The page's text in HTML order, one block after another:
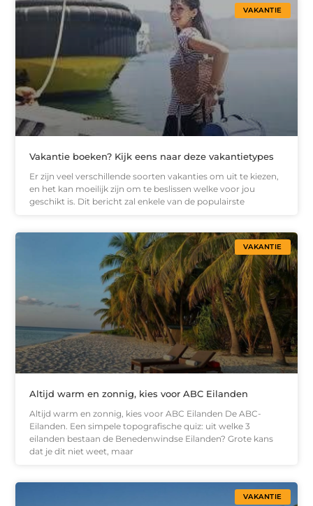
VAKANTIE
Vakantie boeken? Kijk eens naar deze vakantietypes
Er zijn veel verschillende soorten vakanties om uit te kiezen,
en het kan moeilijk zijn om te beslissen welke voor jou
geschikt is. Dit bericht zal enkele van de populairste
VAKANTIE
Altijd warm en zonnig, kies voor ABC Eilanden
Altijd warm en zonnig, kies voor ABC Eilanden De ABC-
Eilanden. Een simpele topografische quiz: uit welke 3
eilanden bestaan de Benedenwindse Eilanden? Grote kans
dat je dit niet weet, maar
VAKANTIE